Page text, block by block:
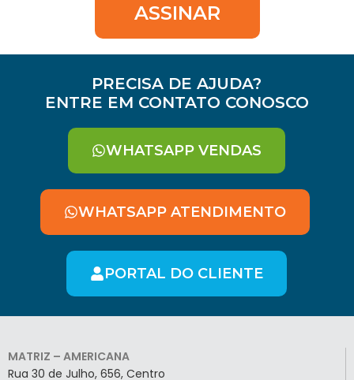
ASSINAR
PRECISA DE AJUDA?
ENTRE EM CONTATO CONOSCO
WHATSAPP VENDAS
WHATSAPP ATENDIMENTO
PORTAL DO CLIENTE
MATRIZ – AMERICANA
Rua 30 de Julho, 656, Centro